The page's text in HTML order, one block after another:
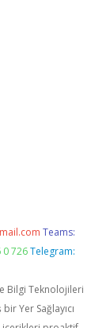
Teams:
0 726 Telegram:
Bilgi Teknolojileri
Yer Sağlayıcı